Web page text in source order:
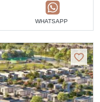
WHATSAPP